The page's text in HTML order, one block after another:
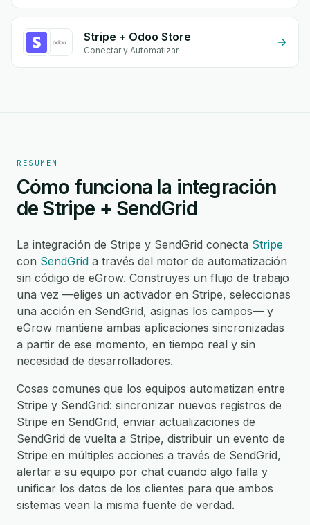
Stripe + Odoo Store
Conectar y Automatizar
RESUMEN
Cómo funciona la integración
de Stripe + SendGrid
La integración de Stripe y SendGrid conecta Stripe
con SendGrid a través del motor de automatización
sin código de eGrow. Construyes un flujo de trabajo
una vez —eliges un activador en Stripe, seleccionas
una acción en SendGrid, asignas los campos— y
eGrow mantiene ambas aplicaciones sincronizadas
a partir de ese momento, en tiempo real y sin
necesidad de desarrolladores.
Cosas comunes que los equipos automatizan entre
Stripe y SendGrid: sincronizar nuevos registros de
Stripe en SendGrid, enviar actualizaciones de
SendGrid de vuelta a Stripe, distribuir un evento de
Stripe en múltiples acciones a través de SendGrid,
alertar a su equipo por chat cuando algo falla y
unificar los datos de los clientes para que ambos
sistemas vean la misma fuente de verdad.